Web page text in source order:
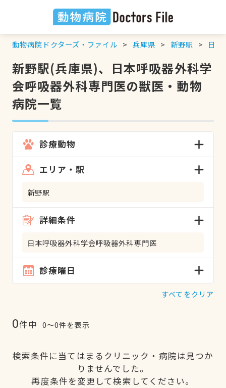
動物病院ドクターズ・ファイル 兵庫県 新野駅 日本
新野駅(兵庫県)、日本呼吸器外科学
会呼吸器外科専門医の獣医・動物
病院一覧
診療動物
エリア・駅
新野駅
詳細条件
日本呼吸器外科学会呼吸器外科専門医
診療曜日
すべてをクリア
0件中 0〜0件を表示
検索条件に当てはまるクリニック・病院は見つか
りませんでした。
再度条件を変更して検索してください。